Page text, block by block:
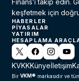
Finans’ı takip edin.
keşfetmek için
HABERLER
PIYASALAR
YATIRIM
HESAPLAMA
KVKKKünyeİletişim
Bir VKM® markasıdır ve